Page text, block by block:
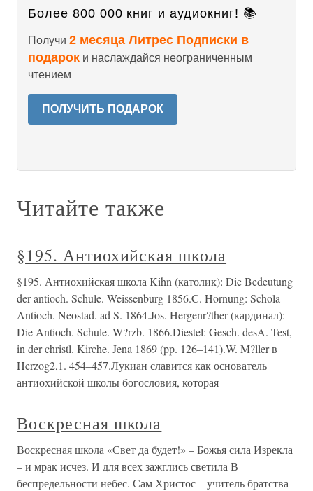
Более 800 000 книг и аудиокниг! 📚
Получи 2 месяца Литрес Подписки в
подарок и наслаждайся неограниченным
чтением
ПОЛУЧИТЬ ПОДАРОК
Читайте также
§195. Антиохийская школа
§195. Антиохийская школа Kihn (католик): Die Bedeutung
der antioch. Schule. Weissenburg 1856.C. Hornung: Schola
Antioch. Neostad. ad S. 1864.Jos. Hergenr?ther (кардинал):
Die Antioch. Schule. W?rzb. 1866.Diestel: Gesch. desA. Test,
in der christl. Kirche. Jena 1869 (pp. 126–141).W. M?ller в
Herzog2,1. 454–457.Лукиан славится как основатель
антиохийской школы богословия, которая
Воскресная школа
Воскресная школа «Свет да будет!» – Божья сила Изрекла
– и мрак исчез. И для всех зажглись светила В
беспредельности небес. Сам Христос – учитель братства